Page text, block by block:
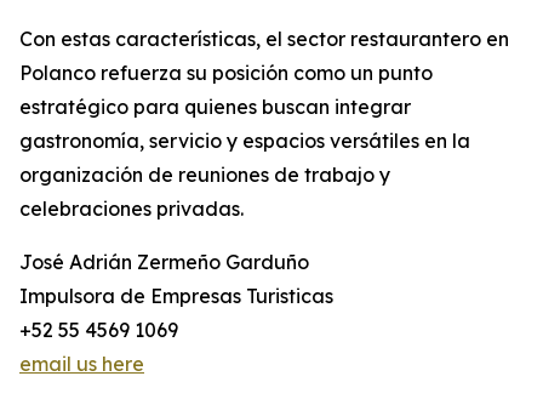
Con estas características, el sector restaurantero en
Polanco refuerza su posición como un punto
estratégico para quienes buscan integrar
gastronomía, servicio y espacios versátiles en la
organización de reuniones de trabajo y
celebraciones privadas.
José Adrián Zermeño Garduño
Impulsora de Empresas Turisticas
+52 55 4569 1069
email us here